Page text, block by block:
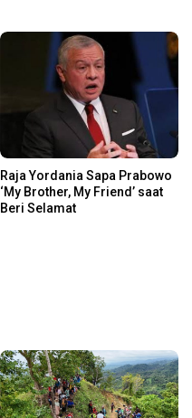
Raja Yordania Sapa Prabowo
‘My Brother, My Friend’ saat
Beri Selamat